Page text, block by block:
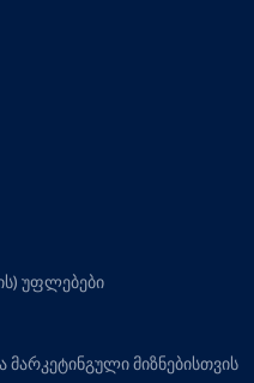
უფლებები
მიზნებისთვის